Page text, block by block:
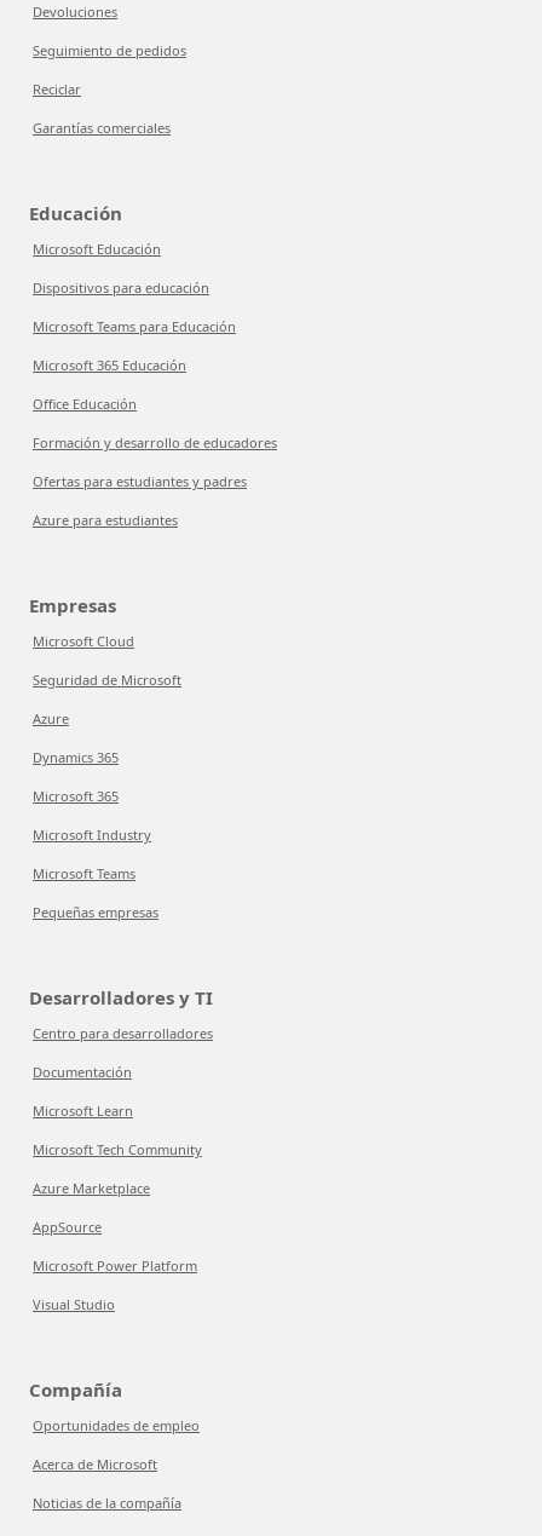
Devoluciones
Seguimiento de pedidos
Reciclar
Garantías comerciales
Educación
Microsoft Educación
Dispositivos para educación
Microsoft Teams para Educación
Microsoft 365 Educación
Office Educación
Formación y desarrollo de educadores
Ofertas para estudiantes y padres
Azure para estudiantes
Empresas
Microsoft Cloud
Seguridad de Microsoft
Azure
Dynamics 365
Microsoft 365
Microsoft Industry
Microsoft Teams
Pequeñas empresas
Desarrolladores y TI
Centro para desarrolladores
Documentación
Microsoft Learn
Microsoft Tech Community
Azure Marketplace
AppSource
Microsoft Power Platform
Visual Studio
Compañía
Oportunidades de empleo
Acerca de Microsoft
Noticias de la compañía